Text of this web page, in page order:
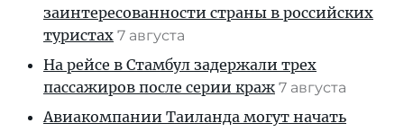
заинтересованности страны в российских
туристах 7 августа
На рейсе в Стамбул задержали трех
пассажиров после серии краж 7 августа
Авиакомпании Таиланда могут начать